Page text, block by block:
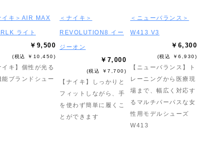
イキ＞AIR MAX
ライト
￥9,500
(税込 ￥10,450)
イキ】個性が光る
能ブランドシュー
＜ナイキ＞
REVOLUTION8 イー
ジーオン
￥7,000
(税込 ￥7,700)
【ナイキ】しっかりと
フィットしながら、手
を使わず簡単に履くこ
とができます
＜ニューバランス＞
W413 V3
￥6,300
(税込 ￥6,930)
【ニューバランス】ト
レーニングから医療現
場まで、幅広く対応す
るマルチパーパスな女
性用モデルシューズ
W413